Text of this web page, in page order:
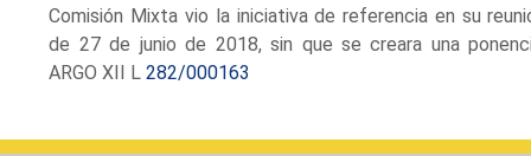
Comisión Mixta vio la iniciativa de referencia en su
de 27 de junio de 2018, sin que se creara una
ARGO XII L282/000163